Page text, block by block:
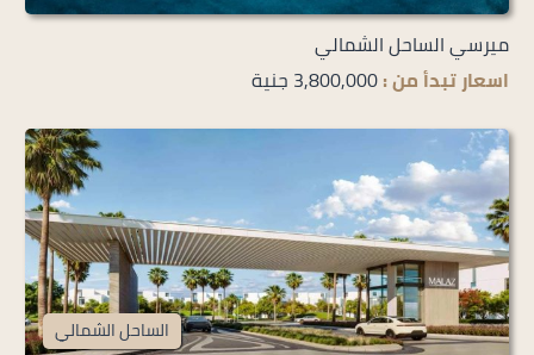
ميرسي الساحل الشمالي
اسعار تبدأ من :3,800,000 جنية
الساحل الشمالي